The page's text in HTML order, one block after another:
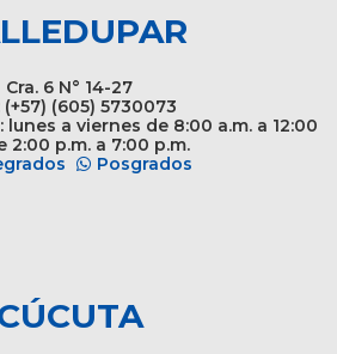
Cra. 6 N° 14-27
(+57) (605) 5730073
a viernes de 8:00 a.m. a 12:00
2:00 p.m. a 7:00 p.m.
Posgrados